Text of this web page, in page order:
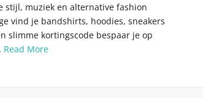
stijl, muziek en alternative fashion
vind je bandshirts, hoodies, sneakers
slimme kortingscode bespaar je op
Read More